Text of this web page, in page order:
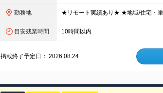
勤務地
目安残業時間 10時間以内
掲載終了予定日：2026.08.24